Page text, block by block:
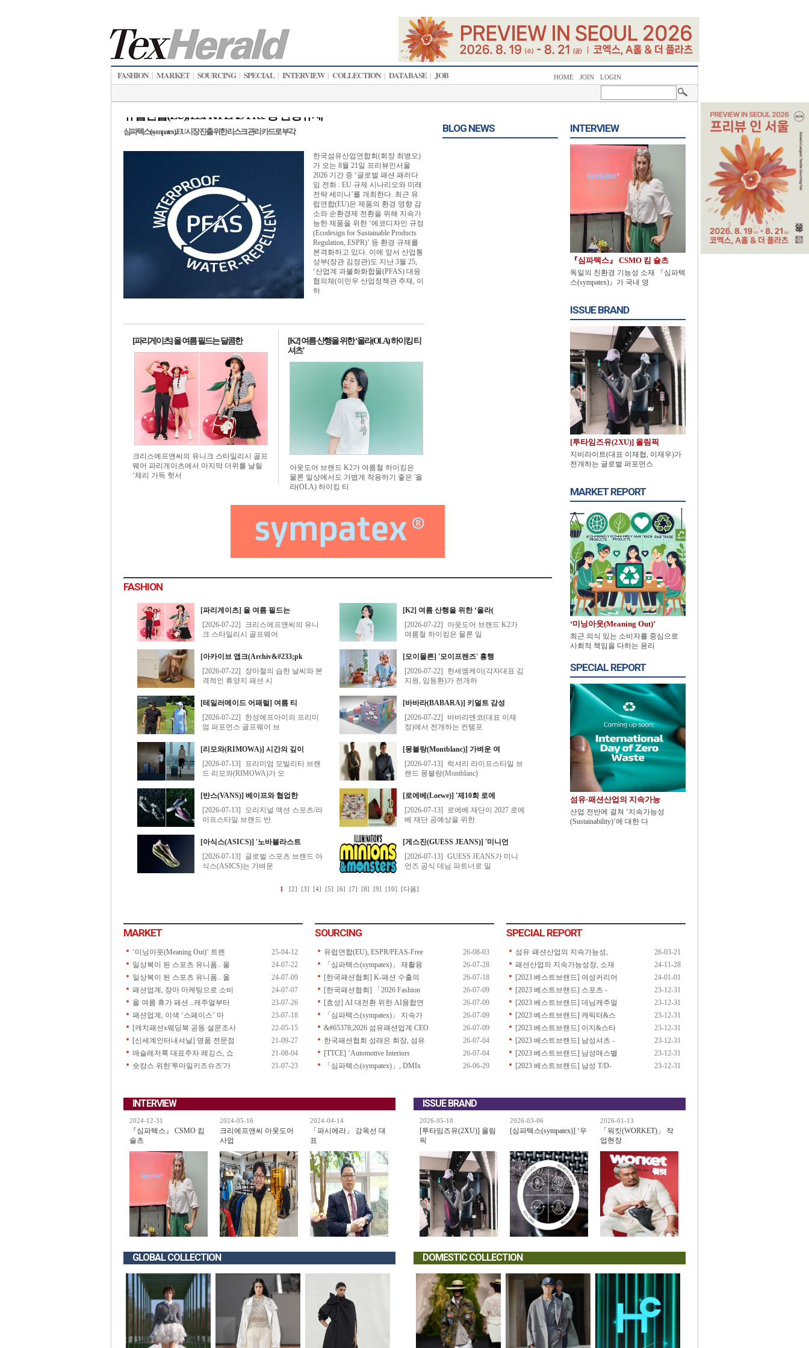
FASHION | MARKET | SOURCING | SPECIAL | INTERVIEW | COLLECTION | DATABASE | JOB HOME JOIN LOGIN
유럽연합(EU), ESPR/PEAS-Free 등 환경규제
심파텍스(sympatex), EU 시장 진출 위한 리스크 관리 카드로 부각
한국섬유산업연합회(회장 최병오)
가 오는 8월 21일 프리뷰인서울
2026 기간 중 ‘글로벌 패션 패러다
임 전화 : EU 규제 시나리오와 미래
전략 세미나’를 개최한다. 최근 유
럽연합(EU)은 제품의 환경 영향 감
소와 순환경제 전환을 위해 지속가
능한 제품을 위한 ‘에코디자인 규정
(Ecodesign for Sustainable Products
Regulation, ESPR)’ 등 환경 규제를
본격화하고 있다. 이에 앞서 산업통
상부(장관 김정관)도 지난 3월 25,
‘산업계 과불화화합물(PFAS) 대응
협의체(이민우 산업정책관 주재, 이
하
[파리게이츠] 올 여름 필드는 달콤한
크리스에프앤씨의 유니크 스타일리시 골프
웨어 파리게이츠에서 마지막 더위를 날릴
‘체리 가득 핫서
[K2] 여름 산행을 위한 ‘올라(OLA) 하이킹 티
셔츠’
아웃도어 브랜드 K2가 여름철 하이킹은
물론 일상에서도 가볍게 착용하기 좋은 '올
라(OLA) 하이킹 티
BLOG NEWS INTERVIEW
『심파텍스』 CSMO 킴 슐츠
독일의 친환경 기능성 소재 『심파텍
스(sympatex)』가 국내 영
ISSUE BRAND
[투타임즈유(2XU)] 올림픽
지비라이트(대표 이재협, 이재우)가
전개하는 글로벌 퍼포먼스
MARKET REPORT
‘미닝아웃(Meaning Out)’
최근 의식 있는 소비자를 중심으로
사회적 책임을 다하는 윤리
SPECIAL REPORT
섬유·패션산업의 지속가능
산업 전반에 걸쳐 ‘지속가능성
(Sustainability)’에 대한 다
FASHION
MARKET
‘미닝아웃(Meaning Out)’ 트렌
25-04-12
일상복이 된 스포츠 유니폼.. 올
24-07-22
일상복이 된 스포츠 유니폼.. 올
24-07-09
패션업계, 장마 마케팅으로 소비
24-07-07
올 여름 휴가 패션...캐주얼부터
23-07-26
패션업계, 이색 ‘스페이스’ 마
23-07-18
[캐치패션x웨딩북 공동 설문조사
22-05-15
[신세계인터내셔날] 명품 전문점
21-09-27
애슬레저룩 대표주자 레깅스, 쇼
21-08-04
숏캉스 위한'투마일키즈슈즈'가
21-07-23
SOURCING
유럽연합(EU), ESPR/PEAS-Free
26-08-03
「심파텍스(sympatex)」 재활용
26-07-28
[한국패션협회] K-패션 수출의
26-07-18
[한국패션협회] 「2026 Fashion
26-07-09
[효성] AI 대전환 위한 AI융합연
26-07-09
「심파텍스(sympatex)」 지속가
26-07-09
&#65378;2026 섬유패션업계 CEO
26-07-09
한국패션협회 성래은 회장, 섬유
26-07-04
[TTCE] ‘Automotive Interiors
26-07-04
「심파텍스(sympatex)」, DMIx
26-06-29
SPECIAL REPORT
섬유·패션산업의 지속가능성,
26-03-21
패션산업의 지속가능성장, 소재
24-11-28
[2023 베스트브랜드] 여성커리어
24-01-01
[2023 베스트브랜드] 스포츠 -
23-12-31
[2023 베스트브랜드] 데님캐주얼
23-12-31
[2023 베스트브랜드] 캐릭터&스
23-12-31
[2023 베스트브랜드] 이지&스타
23-12-31
[2023 베스트브랜드] 남성셔츠 -
23-12-31
[2023 베스트브랜드] 남성매스밸
23-12-31
[2023 베스트브랜드] 남성 T/D-
23-12-31
INTERVIEW
2024-12-31
『심파텍스』 CSMO 킴
슐츠
2024-05-16
크리에프앤씨 아웃도어
사업
2024-04-14
「파시에라」 강옥선 대
표
ISSUE BRAND
2026-05-18
[투타임즈유(2XU)] 올림
픽
2026-03-06
[심파텍스(sympatex)] ‘우
2026-01-13
「워킷(WORKET)」 작
업현장
GLOBAL COLLECTION DOMESTIC COLLECTION